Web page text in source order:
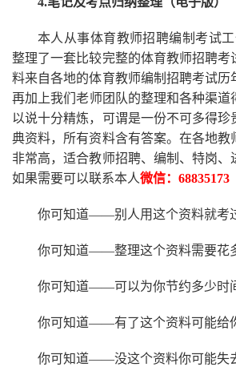
本人从事体育教师招聘编制考试
整理了一套比较完整的体育教师招聘考
料来自各地的体育教师编制招聘考试历
再加上我们老师 团队的整理和各种渠
以说十分精炼，可谓是一份不可多得珍
典资料，所有资料含有答案。在各地教
非常高，适合教师招聘、编制、特岗、
如果需要可以联系本人微信： 68835173
你可知道——别人用这个资料就考
你可知道——整理这个资料需要花
你可知道——可以为你节约多少时
你可知道——有了这个资料可能给
你可知道——没这个资料你可能失